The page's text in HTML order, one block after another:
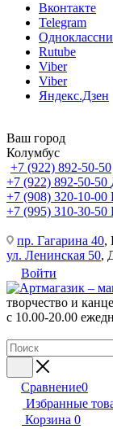
Вконтакте
Telegram
Rutube
Viber
Viber
Яндекс.Дзен
Ваш город
Колумбус
+7 (922) 892-50-50
+7 (922) 892-50-50
+7 (908) 320-10-00
+7 (995) 310-30-50
пр. Гагарина 40,
ул. Ленинская 50,
Войти
творчество и
с 10.00-20.00
Сравнение0
Избранные
Корзина 0